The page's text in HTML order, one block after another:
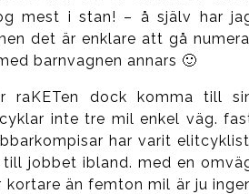
mest i stan! – å själv har
det är enklare att gå
barnvagnen annars 🙂
raKETen dock komma till
inte tre mil enkel väg.
har varit
till jobbet ibland. med en
kortare än femton mil är ju